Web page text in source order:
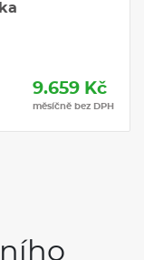
9.659 Kč
měsíčně bez DPH